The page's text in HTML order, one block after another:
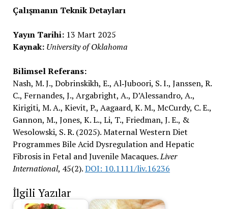
Çalışmanın Teknik Detayları
Yayın Tarihi:13 Mart 2025
Kaynak: University of Oklahoma
Bilimsel Referans:
Nash, M. J., Dobrinskikh, E., Al‐Juboori, S. I., Janssen, R.
C., Fernandes, J., Argabright, A., D’Alessandro, A.,
Kirigiti, M. A., Kievit, P., Aagaard, K. M., McCurdy, C. E.,
Gannon, M., Jones, K. L., Li, T., Friedman, J. E., &
Wesolowski, S. R. (2025). Maternal Western Diet
Programmes Bile Acid Dysregulation and Hepatic
Fibrosis in Fetal and Juvenile Macaques.Liver
International, 45(2).DOI: 10.1111/liv.16236
İlgili Yazılar